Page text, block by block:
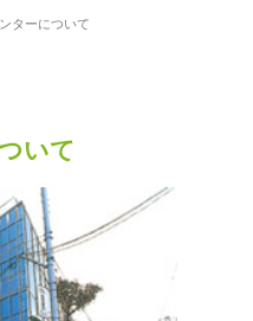
ターについて
いて